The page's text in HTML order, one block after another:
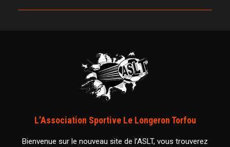
L’Association Sportive Le Longeron Torfou
Bienvenue sur le nouveau site de l’ASLT, vous trouverez